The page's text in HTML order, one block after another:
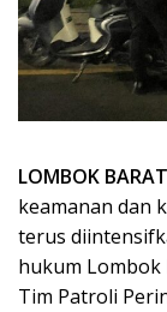
LOMBOK
keamanan dan
terus
hukum Lombok
Tim Patroli